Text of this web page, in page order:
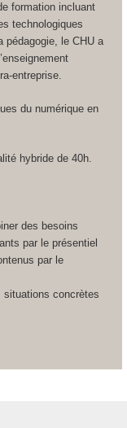
formation incluant
technologiques
pédagogie, le CHU a
entreprise.
du numérique en
hybride de 40h.
des besoins
par le présentiel
par le
situations concrètes